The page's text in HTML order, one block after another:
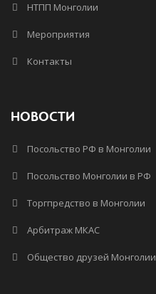
НТПП Монголии
Мероприятия
Контакты
НОВОСТИ
Посольство РФ в Монголии
Посольство Монголии в РФ
Торгпредство в Монголии
Арбитраж МКАС
Общество друзей Монголии